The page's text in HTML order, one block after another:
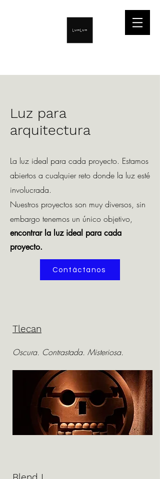
Luz para
arquitectura
La luz ideal para cada proyecto. Estamos
abiertos a cualquier reto donde la luz esté
involucrada.
Nuestros proyectos son muy diversos, sin
embargo tenemos un único objetivo,
encontrar la luz ideal para cada
proyecto.
Contáctanos
Tlecan
Oscura. Contrastada. Misteriosa.